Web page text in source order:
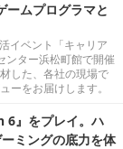
ームプログラマと
イベント「キャリア
ンター浜松町館で開催
した、各社の現場で
ーをお届けします。
』をプレイ。ハ
ミングの底力を体